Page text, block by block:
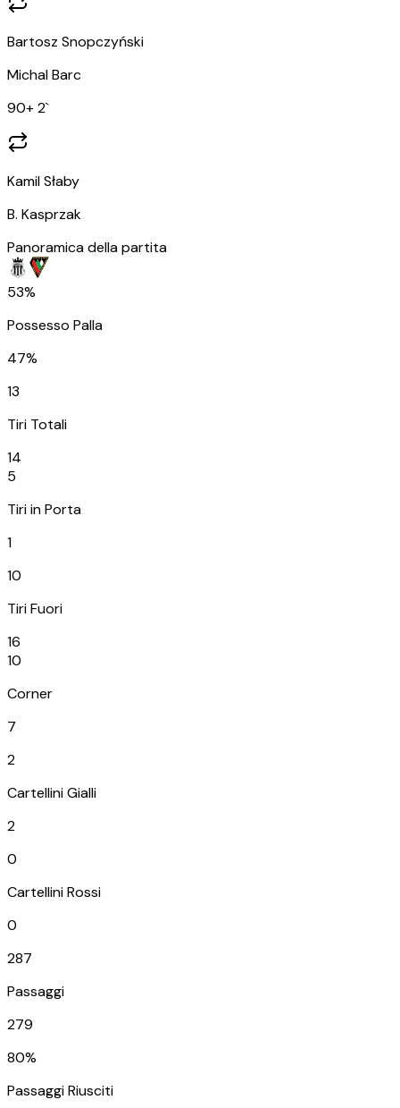
Bartosz Snopczyński
Michal Barc
90+ 2`
Kamil Słaby
B. Kasprzak
Panoramica della partita
53%
Possesso Palla
47%
13
Tiri Totali
14
5
Tiri in Porta
1
10
Tiri Fuori
16
10
Corner
7
2
Cartellini Gialli
2
0
Cartellini Rossi
0
287
Passaggi
279
80%
Passaggi Riusciti